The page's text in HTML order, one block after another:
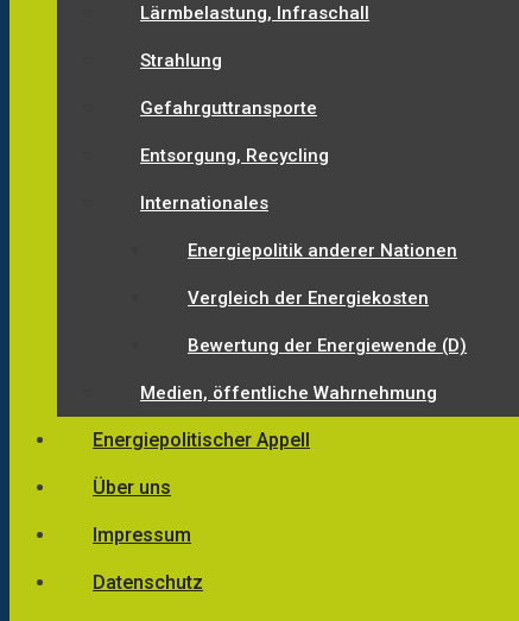
Lärmbelastung, Infraschall
Strahlung
Gefahrguttransporte
Entsorgung, Recycling
Internationales
Energiepolitik anderer Nationen
Vergleich der Energiekosten
Bewertung der Energiewende (D)
Medien, öffentliche Wahrnehmung
Energiepolitischer Appell
Über uns
Impressum
Datenschutz